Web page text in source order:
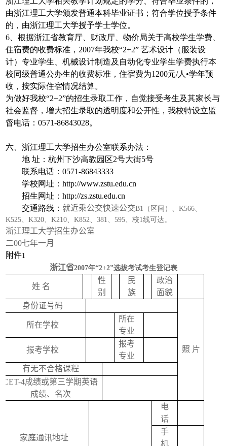
由浙江理工大学颁发普通本科毕业证书；符合学位授予条件
的，由浙江理工大学授予学士学位。
6、根据浙江省教育厅、财政厅、物价局关于高校学生学费、
住宿费的收费标准，2007年我校“2+2” 艺术设计（服装设
计）专业学生、机械设计制造及自动化专业学生学费执行本
校同级普通公办生的收费标准，住宿费为1200元/人•学年预
收，按实际住宿情况结算。
为做好我校“2+2”的招生录取工作，自觉接受考生及其家长与
社会监督，增大招生录取的透明度和公开性，我校特设立监
督电话：0571-86843028。
六、浙江理工大学招生办公室联系办法：
地 址：杭州下沙高教园区2号大街5号
联系电话：0571-86843333
学校网址：http://www.zstu.edu.cn
招生网址：http://zs.zstu.edu.cn
交通路线： 就近乘公交快速公交B1（区间）、K566、
K525、K320、K210、K852、381、595、校1线可达。
浙江理工大学招生办公室
二00七年一月
附件1
浙江省2007年“2+2”选拔考试考生登记表
姓 名
性
别
民
族
政治
面貌
身份证号码
照 片
所在学校
所在
专业
报考学校
报考
专业
有无不合格课程
CET-4成绩或第三学期英语
成绩、名次
家庭通讯地址
电
话
手
机